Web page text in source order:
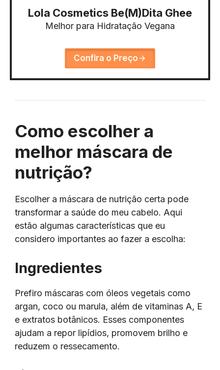
Lola Cosmetics Be(M)Dita Ghee
Melhor para Hidratação Vegana
Confira o Preço
Como escolher a
melhor máscara de
nutrição?
Escolher a máscara de nutrição certa pode
transformar a saúde do meu cabelo. Aqui
estão algumas características que eu
considero importantes ao fazer a escolha:
Ingredientes
Prefiro máscaras com óleos vegetais como
argan, coco ou marula, além de vitaminas A, E
e extratos botânicos. Esses componentes
ajudam a repor lipídios, promovem brilho e
reduzem o ressecamento.